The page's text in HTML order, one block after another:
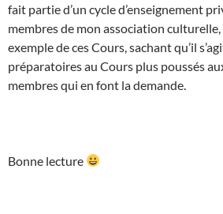
fait partie d’un cycle d’enseignement
membres de mon association
exemple de ces Cours, sachant qu’il
préparatoires au Cours plus poussés
membres qui en font la demande.
Bonne lecture